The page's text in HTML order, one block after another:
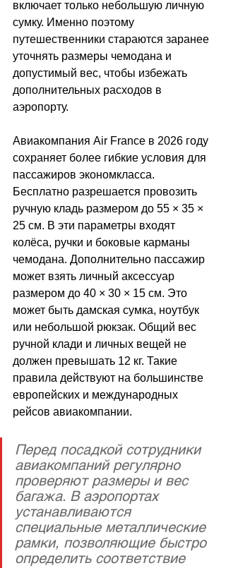
включает только небольшую личную
сумку. Именно поэтому
путешественники стараются заранее
уточнять размеры чемодана и
допустимый вес, чтобы избежать
дополнительных расходов в
аэропорту.
Авиакомпания Air France в 2026 году
сохраняет более гибкие условия для
пассажиров экономкласса.
Бесплатно разрешается провозить
ручную кладь размером до 55 × 35 ×
25 см. В эти параметры входят
колёса, ручки и боковые карманы
чемодана. Дополнительно пассажир
может взять личный аксессуар
размером до 40 × 30 × 15 см. Это
может быть дамская сумка, ноутбук
или небольшой рюкзак. Общий вес
ручной клади и личных вещей не
должен превышать 12 кг. Такие
правила действуют на большинстве
европейских и международных
рейсов авиакомпании.
Перед посадкой сотрудники
авиакомпаний регулярно
проверяют размеры и вес
багажа. В аэропортах
устанавливаются
специальные металлические
рамки, позволяющие быстро
определить соответствие